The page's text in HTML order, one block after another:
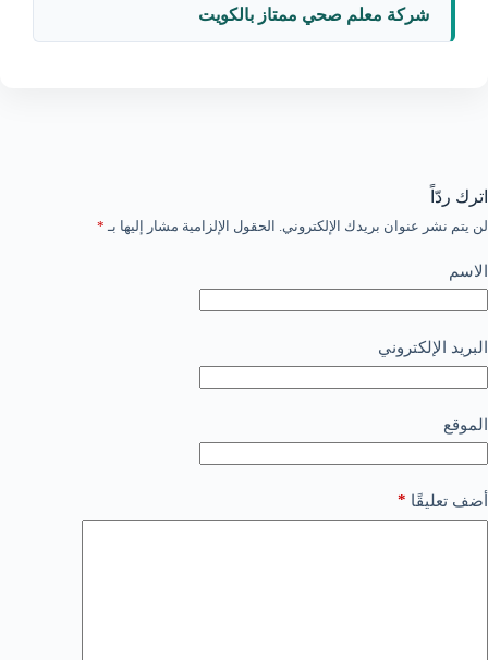
شركة معلم صحي ممتاز بالكويت
اترك ردّاً
لن يتم نشر عنوان بريدك الإلكتروني. الحقول الإلزامية مشار إليها بـ *
الاسم
البريد الإلكتروني
الموقع
أضف تعليقًا *